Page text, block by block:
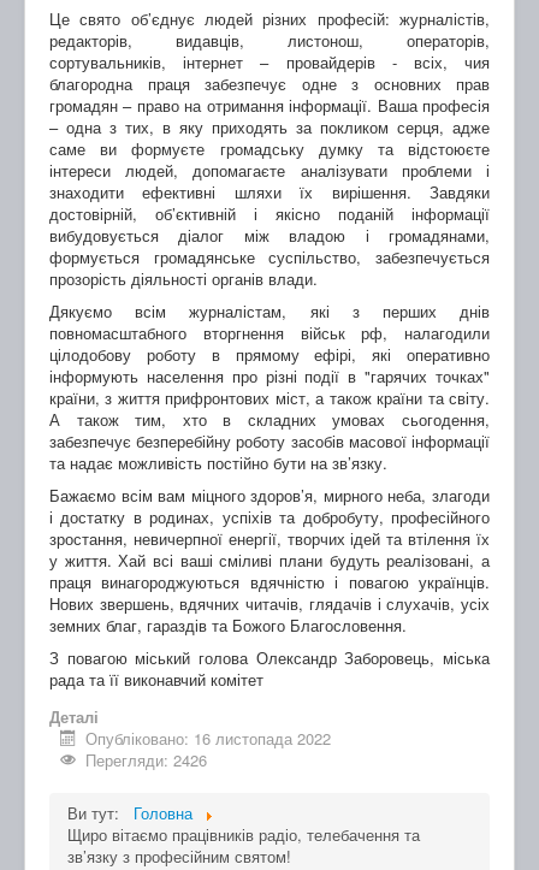
Це свято об’єднує людей різних професій: журналістів,
редакторів, видавців, листонош, операторів,
сортувальників, інтернет – провайдерів - всіх, чия
благородна праця забезпечує одне з основних прав
громадян – право на отримання інформації. Ваша професія
– одна з тих, в яку приходять за покликом серця, адже
саме ви формуєте громадську думку та відстоюєте
інтереси людей, допомагаєте аналізувати проблеми і
знаходити ефективні шляхи їх вирішення. Завдяки
достовірній, об’єктивній і якісно поданій інформації
вибудовується діалог між владою і громадянами,
формується громадянське суспільство, забезпечується
прозорість діяльності органів влади.
Дякуємо всім журналістам, які з перших днів
повномасштабного вторгнення військ рф, налагодили
цілодобову роботу в прямому ефірі, які оперативно
інформують населення про різні події в "гарячих точках"
країни, з життя прифронтових міст, а також країни та світу.
А також тим, хто в складних умовах сьогодення,
забезпечує безперебійну роботу засобів масової інформації
та надає можливість постійно бути на зв’язку.
Бажаємо всім вам міцного здоров’я, мирного неба, злагоди
і достатку в родинах, успіхів та добробуту, професійного
зростання, невичерпної енергії, творчих ідей та втілення їх
у життя. Хай всі ваші сміливі плани будуть реалізовані, а
праця винагороджуються вдячністю і повагою українців.
Нових звершень, вдячних читачів, глядачів і слухачів, усіх
земних благ, гараздів та Божого Благословення.
З повагою міський голова Олександр Заборовець, міська
рада та її виконавчий комітет
Деталі
Опубліковано: 16 листопада 2022
Перегляди: 2426
Ви тут:
Головна
Щиро вітаємо працівників радіо, телебачення та
зв’язку з професійним святом!